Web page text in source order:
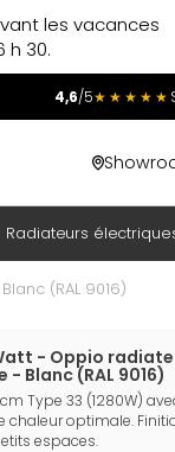
les vacances
h 30.
4,6/5★★★★★
Radiateurs
(RAL 9016)
- Oppio
Blanc (RAL 9016)
Type 33 (1280W)
optimale.
espaces.